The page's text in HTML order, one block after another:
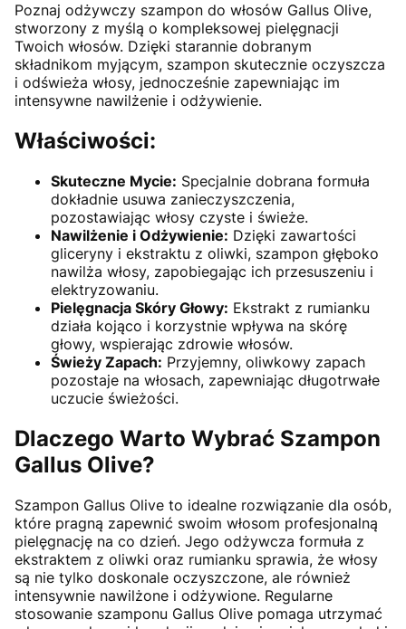
Poznaj odżywczy szampon do włosów Gallus Olive,
stworzony z myślą o kompleksowej pielęgnacji
Twoich włosów. Dzięki starannie dobranym
składnikom myjącym, szampon skutecznie oczyszcza
i odświeża włosy, jednocześnie zapewniając im
intensywne nawilżenie i odżywienie.
Właściwości:
Skuteczne Mycie: Specjalnie dobrana formuła
dokładnie usuwa zanieczyszczenia,
pozostawiając włosy czyste i świeże.
Nawilżenie i Odżywienie: Dzięki zawartości
gliceryny i ekstraktu z oliwki, szampon głęboko
nawilża włosy, zapobiegając ich przesuszeniu i
elektryzowaniu.
Pielęgnacja Skóry Głowy: Ekstrakt z rumianku
działa kojąco i korzystnie wpływa na skórę
głowy, wspierając zdrowie włosów.
Świeży Zapach: Przyjemny, oliwkowy zapach
pozostaje na włosach, zapewniając długotrwałe
uczucie świeżości.
Dlaczego Warto Wybrać Szampon
Gallus Olive?
Szampon Gallus Olive to idealne rozwiązanie dla osób,
które pragną zapewnić swoim włosom profesjonalną
pielęgnację na co dzień. Jego odżywcza formuła z
ekstraktem z oliwki oraz rumianku sprawia, że włosy
są nie tylko doskonale oczyszczone, ale również
intensywnie nawilżone i odżywione. Regularne
stosowanie szamponu Gallus Olive pomaga utrzymać